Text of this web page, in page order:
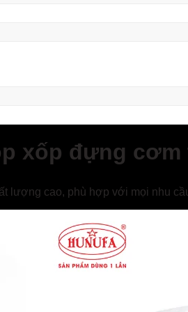
xốp đựng
lượng cao, phù hợp với mọi nhu